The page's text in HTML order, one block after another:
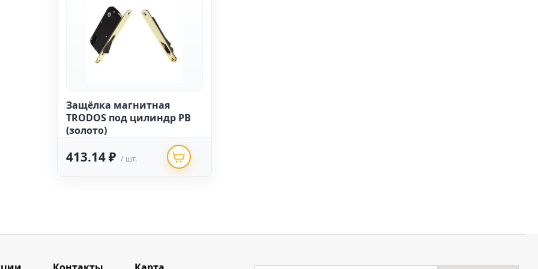
Защёлка магнитная
TRODOS под цилиндр PB
(золото)
413.14 ₽ / шт.